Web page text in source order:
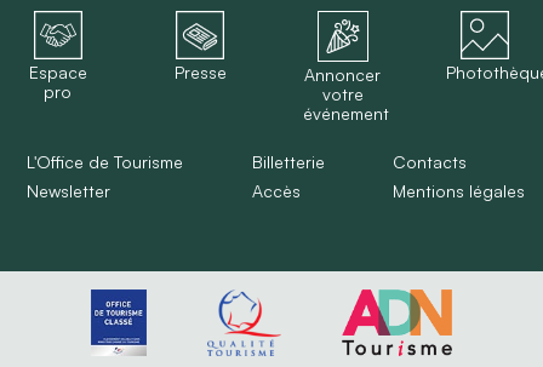
Espace
pro
Presse
Annoncer
votre
événement
L'Office de Tourisme
Newsletter
Billetterie
Accès
Contacts
Mentions légales